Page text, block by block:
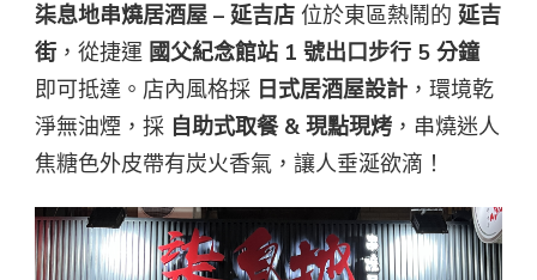
柒息地串燒居酒屋 – 延吉店 位於東區熱鬧的 延吉
街 ，從捷運 國父紀念館站 1 號出口步行 5 分鐘
即可抵達。店內風格採 日式居酒屋設計 ，環境乾
淨無油煙，採 自助式取餐 & 現點現烤 ，串燒迷人
焦糖色外皮帶有炭火香氣，讓人垂涎欲滴！